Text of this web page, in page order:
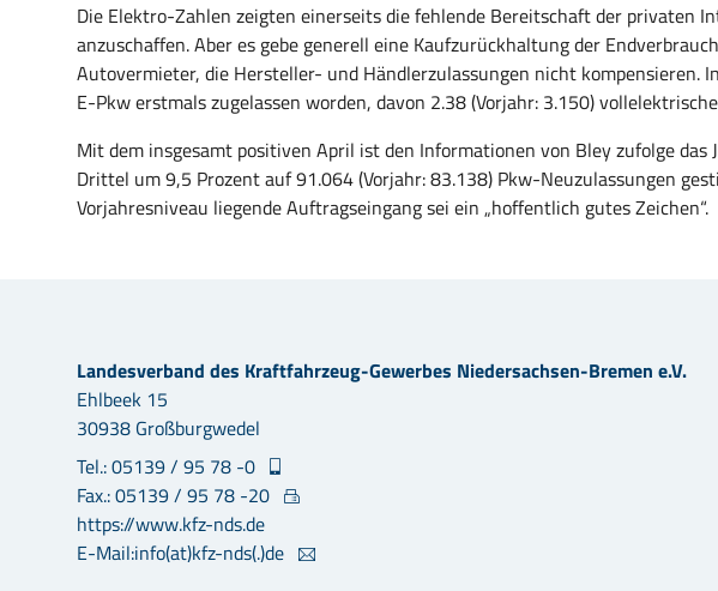
Die Elektro-Zahlen zeigten einerseits die fehlende Bereitschaft der privaten
anzuschaffen. Aber es gebe generell eine Kaufzurückhaltung der
Autovermieter, die Hersteller- und Händlerzulassungen nicht kompensieren.
E-Pkw erstmals zugelassen worden, davon 2.38 (Vorjahr: 3.150)
Mit dem insgesamt positiven April ist den Informationen von Bley zufolge das
Drittel um 9,5 Prozent auf 91.064 (Vorjahr: 83.138) Pkw-Neuzulassungen
Vorjahresniveau liegende Auftragseingang sei ein „hoffentlich gutes Zeichen“.
Landesverband des Kraftfahrzeug-Gewerbes Niedersachsen-Bremen e.V.
Ehlbeek 15
30938 Großburgwedel
Tel.: 05139 / 95 78 -0
Fax.: 05139 / 95 78 -20
https://www.kfz-nds.de
E-Mail:info(at)kfz-nds(.)de